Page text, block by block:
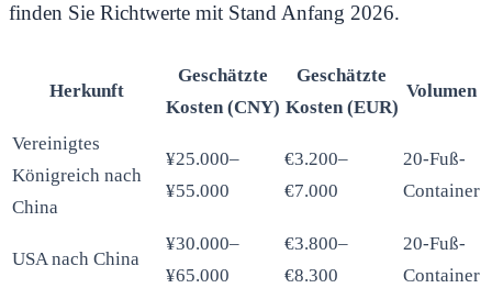
finden Sie Richtwerte mit Stand Anfang 2026.
Herkunft
Geschätzte
Kosten (CNY)
Geschätzte
Kosten (EUR)
Volumen
Vereinigtes
Königreich nach
China
¥25.000–
¥55.000
€3.200–
€7.000
20-Fuß-
Container
USA nach China
¥30.000–
¥65.000
€3.800–
€8.300
20-Fuß-
Container